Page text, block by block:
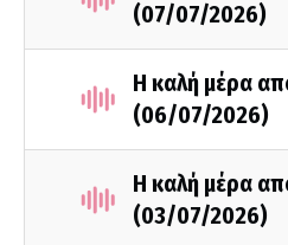
(07/07/2026)
Η καλή μέρα
(06/07/2026)
Η καλή μέρα
(03/07/2026)